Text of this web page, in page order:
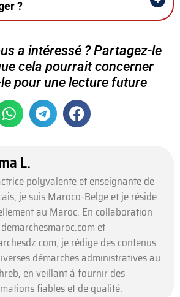
?
a intéressé ? Partagez-le
cela pourrait concerner
pour une lecture future
L.
polyvalente et enseignante de
je suis Maroco-Belge et je réside
au Maroc. En collaboration
et
je rédige des contenus
démarches administratives au
en veillant à fournir des
fiables et de qualité.